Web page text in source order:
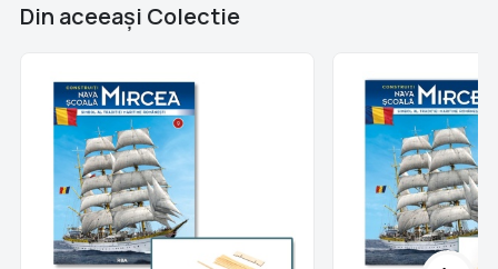
Din aceeaşi Colectie